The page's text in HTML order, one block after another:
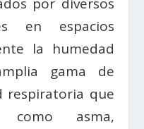
por diversos
en espacios
la humedad
gama de
respiratoria que
como asma,